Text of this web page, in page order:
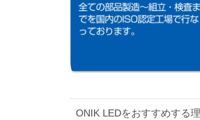
ONIK LEDをおすすめする